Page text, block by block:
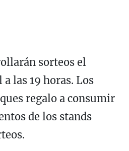
sorteos el
las 19 horas. Los
regalo a consumir
de los stands